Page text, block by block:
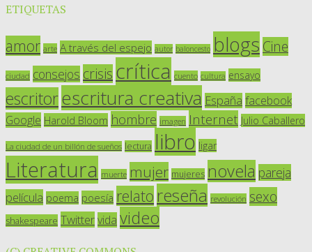
ETIQUETAS
amor arte A través del espejo autor baloncesto blogs Cine
ciudad consejos crisis crítica cuento cultura ensayo
escritorescritura creativa España facebook
Google Harold Bloom hombre imagen Internet Julio Caballero
La ciudad de un billón de sueños lectura libro ligar
Literatura muerte mujer mujeres novela pareja
película poema poesía relato reseña revolución sexo
shakespeare Twittervida video